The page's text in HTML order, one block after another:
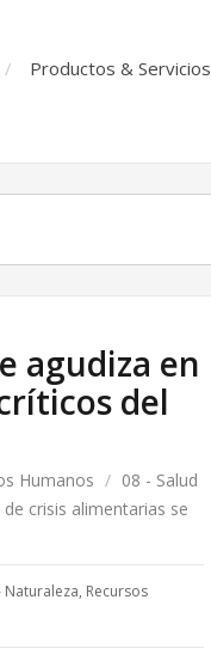
Productos & Servicios
agudiza en
del
Humanos / 08 - Salud
de crisis alimentarias se
Naturaleza, Recursos